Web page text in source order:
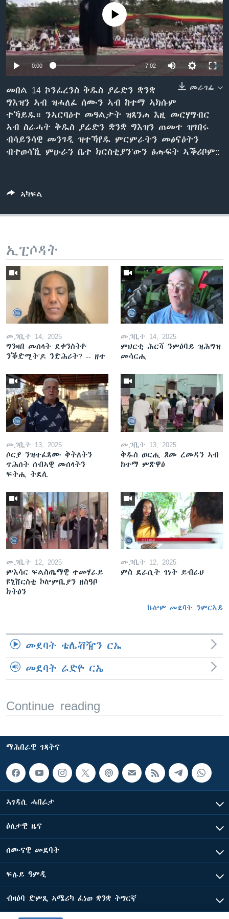
ቂሔ ጽልሚ
ቋንቋታትNo media source currently available
0:00 7:02
መራገፊ
መበል 14 ኮንፈረንስ ቅዱስ ያሬድን ቋንቋ
ግእዝን ኣብ ዝሓለፈ ሰሙን ኣብ ከተማ ኣክሱም
ተኻይዱ። ንኣርባዕተ መዓልታት ዝጸንሐ እዚ መርሃግብር
ኣብ ስራሓት ቅዱስ ያሬድን ቋንቋ ግእዝን ጠመተ ዝገበሩ
ብሳይንሳዊ መንገዲ ዝተኻየዱ ምርምራትን መፅናዕትን
ብተወሳኺ ምሁራን ቤተ ክርስቲያን’ውን ፅሑፍት ኣቕሪቦም::
ኣካፍል
ኢፒሶዳት
መጋቢት 14, 2025
ግንዛበ መሰላት ደቀንስትዮ
ንቕድሚት'ዶ ንድሕሪት? -- ዘተ
መጋቢት 14, 2025
ምህርቲ ሕርሻ ንምዕባይ ዝሕግዝ
መሳርሒ
መጋቢት 13, 2025
ሶርያ ንዝተፈጸሙ ቅትለትን
ጥሕሰት ሰብኣዊ መሰላትን
ፍትሒ ትደሊ
መጋቢት 13, 2025
ቅዱስ ወርሒ ጾመ ረመዳን ኣብ
ከተማ ምጽዋዕ
መጋቢት 12, 2025
ምእሳር ፍልስጤማዊ ተመሃራይ
ዩኒቨርስቲ ኮሎምቢያን ዘስዓቦ
ክትዕን
መጋቢት 12, 2025
ምስ ደራሲት ገነት ይብራህ
ኩሎም መደባት ንምርኣይ
መደባት ቴሌቭዥን ርኤ
መደባት ሬድዮ ርኤ
Continue reading
ማሕበራዊ ገጻትና
ኣገዳሲ ሓበሬታ
ዕለታዊ ዜና
ሰሙናዊ መደባት
ፍሉይ ዓምዲ
ብዛዕባ ድምጺ ኣሜሪካ ፈነወ ቋንቋ ትግርኛ